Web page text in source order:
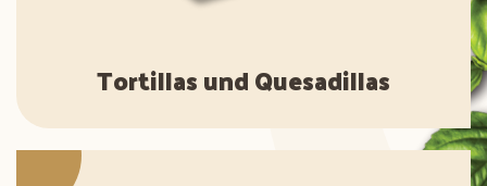
Tortillas und Quesadillas